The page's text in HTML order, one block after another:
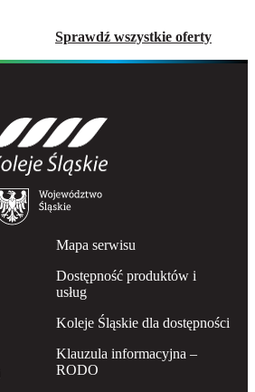
Sprawdź wszystkie oferty
Mapa serwisu
Dostępność produktów i
usług
Koleje Śląskie dla dostępności
Klauzula informacyjna –
RODO